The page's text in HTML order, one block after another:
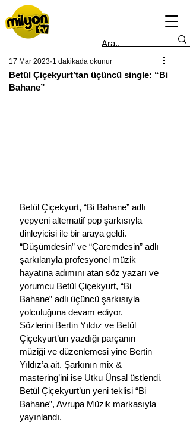
Betül Çiçekyurt’tan üçüncü single: “Bi
Bahane”
17 Mar 2023 1 dakikada okunur
Betül Çiçekyurt, “Bi Bahane” adlı
yepyeni alternatif pop şarkısıyla
dinleyicisi ile bir araya geldi.
“Düşümdesin” ve “Çaremdesin” adlı
şarkılarıyla profesyonel müzik
hayatına adımını atan söz yazarı ve
yorumcu Betül Çiçekyurt, “Bi
Bahane” adlı üçüncü şarkısıyla
yolculuğuna devam ediyor.
Sözlerini Bertin Yıldız ve Betül
Çiçekyurt’un yazdığı parçanın
müziği ve düzenlemesi yine Bertin
Yıldız’a ait. Şarkının mix &
mastering’ini ise Utku Ünsal üstlendi.
Betül Çiçekyurt’un yeni teklisi “Bi
Bahane”, Avrupa Müzik markasıyla
yayınlandı.